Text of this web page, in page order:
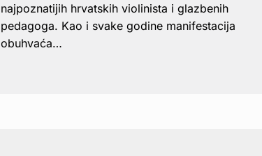
najpoznatijih hrvatskih violinista i glazbenih
pedagoga. Kao i svake godine manifestacija
obuhvaća…